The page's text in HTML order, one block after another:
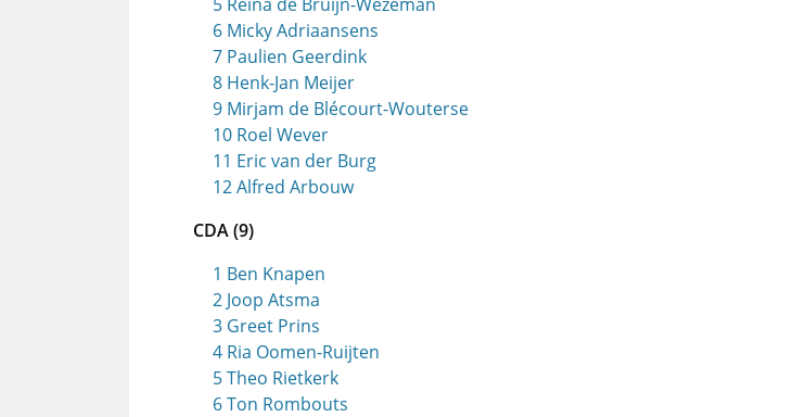
6 Micky Adriaansens
7 Paulien Geerdink
8 Henk-Jan Meijer
9 Mirjam de Blécourt-Wouterse
10 Roel Wever
11 Eric van der Burg
12 Alfred Arbouw
CDA (9)
1 Ben Knapen
2 Joop Atsma
3 Greet Prins
4 Ria Oomen-Ruijten
5 Theo Rietkerk
6 Ton Rombouts